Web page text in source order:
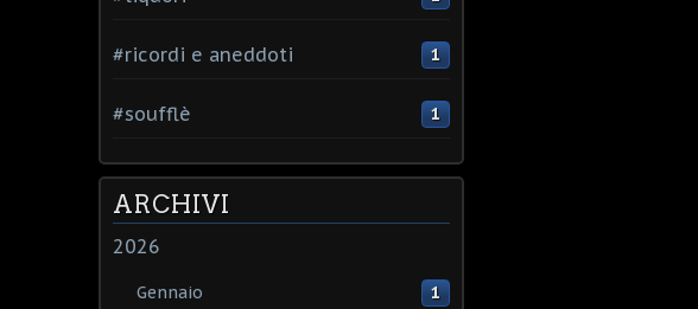
#ricordi e aneddoti 1
#soufflè 1
ARCHIVI
2026
Gennaio 1